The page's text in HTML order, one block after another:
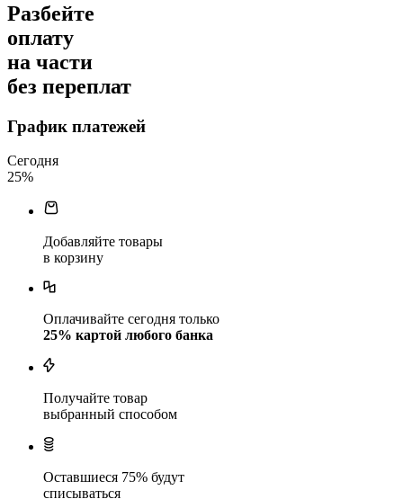
Разбейте
оплату
на части
без переплат
График платежей
Сегодня
25%
Добавляйте товары
в корзину
Оплачивайте сегодня только
25% картой любого банка
Получайте товар
выбранный способом
Оставшиеся 75% будут
списываться